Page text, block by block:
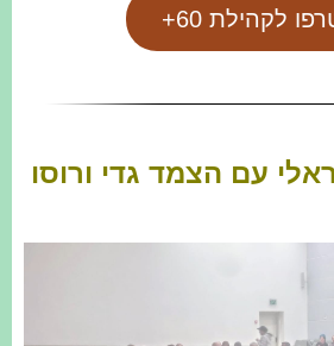
לקהילת 60+
עם הצמד גדי ורוסו